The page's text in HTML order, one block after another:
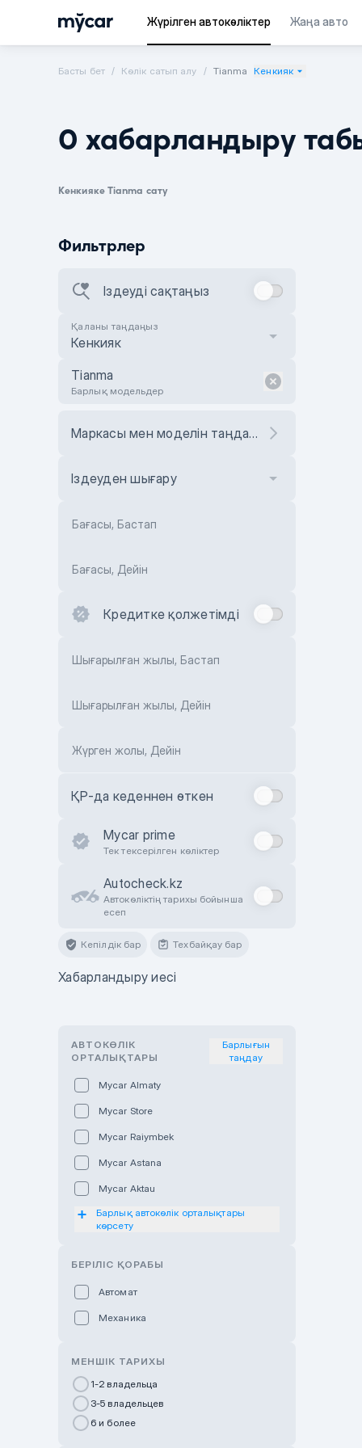
Жүрілген автокөліктер Жаңа авто
Басты бет Көлік сатып алу Tianma Кенкияк
0 хабарландыру
Кенкияке Tianma сату
Фильтрлер
Іздеуді сақтаңыз
Қаланы таңдаңыз
Кенкияк
Tianma
Барлық модельдер
Маркасы мен моделін таңдаңыз
Іздеуден шығару
Бағасы, Бастап
Бағасы, Дейін
Кредитке қолжетімді
Шығарылған жылы, Бастап
Шығарылған жылы, Дейін
Жүрген жолы, Дейін
ҚР-да кеденнен өткен
Mycar prime
Тек тексерілген көліктер
Autocheck.kz
Автокөліктің тарихы бойынша
есеп
Кепілдік бар Техбайқау бар
Хабарландыру иесі
АВТОКӨЛІК
ОРТАЛЫҚТАРЫ
Барлығын
таңдау
Mycar Almaty
Mycar Store
Mycar Raiymbek
Mycar Astana
Mycar Aktau
Mycar Uralsk
Haval & Tank Pavlodar
Bavaria Almaty
Mycar Shymkent
Changan Auto Nurly Zhol
Барлық автокөлік орталықтары
көрсету
БЕРІЛІС ҚОРАБЫ
Автомат
Механика
МЕНШІК ТАРИХЫ
1-2 владельца
3-5 владельцев
6 и более